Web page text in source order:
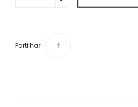
Partilhar